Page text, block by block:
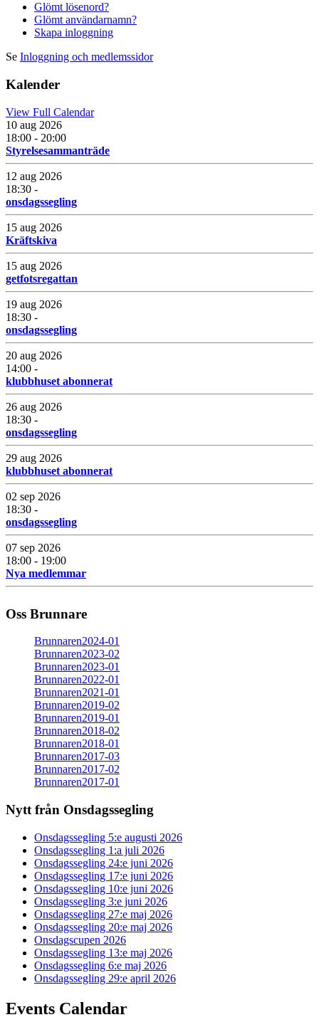
Glömt lösenord?
Glömt användarnamn?
Skapa inloggning
Se Inloggning och medlemssidor
Kalender
View Full Calendar
10 aug 2026
18:00 - 20:00
Styrelsesammanträde
12 aug 2026
18:30 -
onsdagssegling
15 aug 2026
Kräftskiva
15 aug 2026
getfotsregattan
19 aug 2026
18:30 -
onsdagssegling
20 aug 2026
14:00 -
klubbhuset abonnerat
26 aug 2026
18:30 -
onsdagssegling
29 aug 2026
klubbhuset abonnerat
02 sep 2026
18:30 -
onsdagssegling
07 sep 2026
18:00 - 19:00
Nya medlemmar
Oss Brunnare
Brunnaren2024-01
Brunnaren2023-02
Brunnaren2023-01
Brunnaren2022-01
Brunnaren2021-01
Brunnaren2019-02
Brunnaren2019-01
Brunnaren2018-02
Brunnaren2018-01
Brunnaren2017-03
Brunnaren2017-02
Brunnaren2017-01
Nytt från Onsdagssegling
Onsdagssegling 5:e augusti 2026
Onsdagssegling 1:a juli 2026
Onsdagssegling 24:e juni 2026
Onsdagssegling 17:e juni 2026
Onsdagssegling 10:e juni 2026
Onsdagssegling 3:e juni 2026
Onsdagssegling 27:e maj 2026
Onsdagssegling 20:e maj 2026
Onsdagscupen 2026
Onsdagssegling 13:e maj 2026
Onsdagssegling 6:e maj 2026
Onsdagssegling 29:e april 2026
Events Calendar